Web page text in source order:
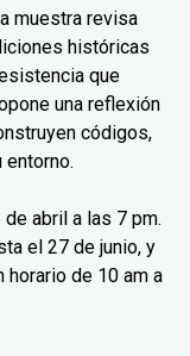
muestra revisa
históricas
que
una reflexión
códigos,
abril a las 7 pm.
el 27 de junio, y
de 10 am a